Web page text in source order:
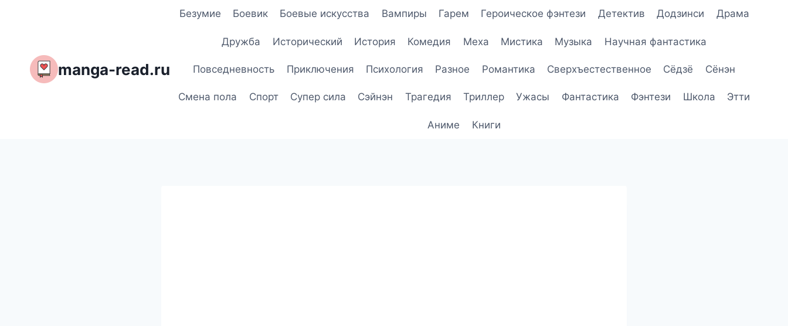
manga-read.ru
Безумие Боевик Боевые искусства Вампиры Гарем Героическое фэнтези Детектив Додзинси Драма
Дружба Исторический История Комедия Меха Мистика Музыка Научная фантастика
Повседневность Приключения Психология Разное Романтика Сверхъестественное Сёдзё Сёнэн
Смена пола Спорт Супер сила Сэйнэн Трагедия Триллер Ужасы Фантастика Фэнтези Школа Этти
Аниме Книги